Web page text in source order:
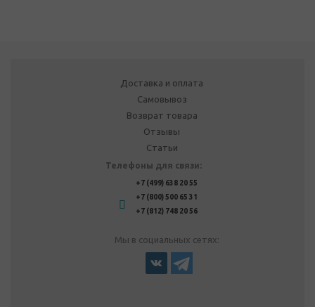
Доставка и оплата
Самовывоз
Возврат товара
Отзывы
Статьи
Телефоны для связи:
+7 (499) 638 20 55
+7 (800) 500 65 31
+7 (812) 748 20 56
Мы в социальных сетях: